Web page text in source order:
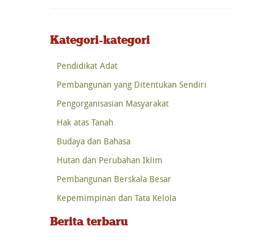
Kategori-kategori
Pendidikat Adat
Pembangunan yang Ditentukan Sendiri
Pengorganisasian Masyarakat
Hak atas Tanah
Budaya dan Bahasa
Hutan dan Perubahan Iklim
Pembangunan Berskala Besar
Kepemimpinan dan Tata Kelola
Berita terbaru